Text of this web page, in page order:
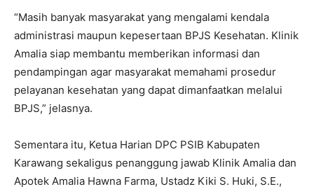
“Masih banyak masyarakat yang mengalami kendala
administrasi maupun kepesertaan BPJS Kesehatan. Klinik
Amalia siap membantu memberikan informasi dan
pendampingan agar masyarakat memahami prosedur
pelayanan kesehatan yang dapat dimanfaatkan melalui
BPJS,” jelasnya.
Sementara itu, Ketua Harian DPC PSIB Kabupaten
Karawang sekaligus penanggung jawab Klinik Amalia dan
Apotek Amalia Hawna Farma, Ustadz Kiki S. Huki, S.E.,